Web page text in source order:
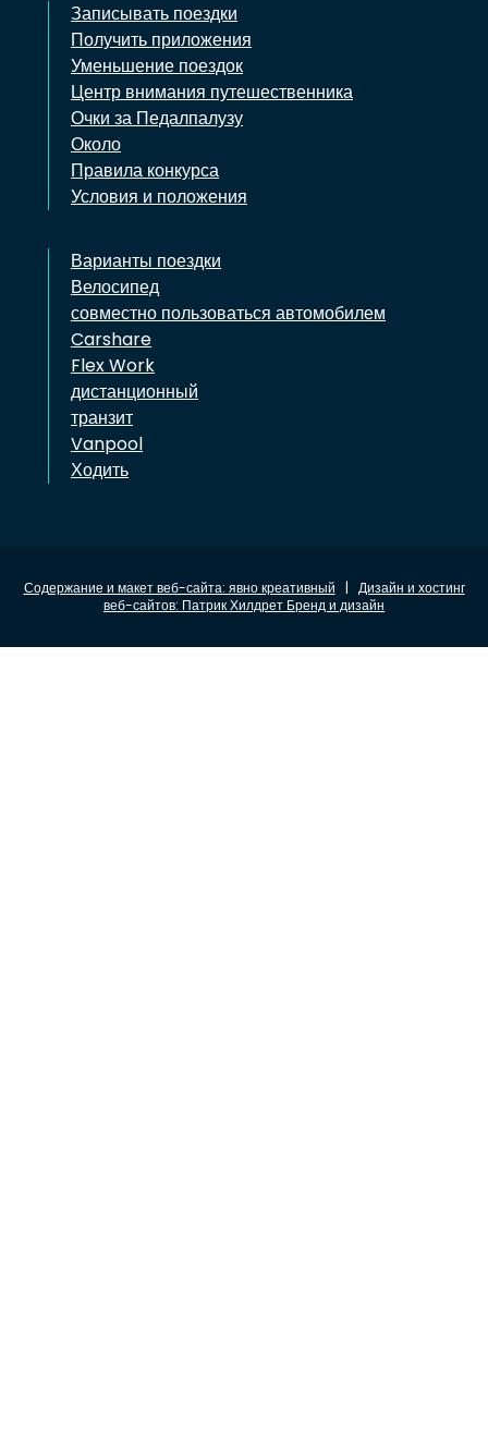
Записывать поездки
Получить приложения
Уменьшение поездок
Центр внимания путешественника
Очки за Педалпалузу
Около
Правила конкурса
Условия и положения
Варианты поездки
Велосипед
совместно пользоваться автомобилем
Carshare
Flex Work
дистанционный
транзит
Vanpool
Ходить
Содержание и макет веб-сайта: явно креативный | Дизайн и хостинг
веб-сайтов: Патрик Хилдрет Бренд и дизайн